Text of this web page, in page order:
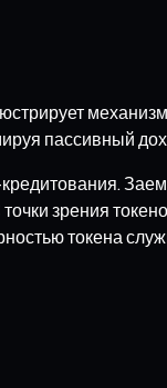
пассивный
зрения
токена